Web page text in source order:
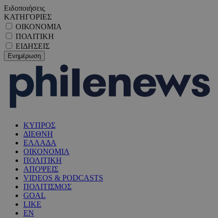
Ειδοποιήσεις
ΚΑΤΗΓΟΡΙΕΣ
ΟΙΚΟΝΟΜΙΑ
ΠΟΛΙΤΙΚΗ
ΕΙΔΗΣΕΙΣ
ΚΥΠΡΟΣ
ΔΙΕΘΝΗ
ΕΛΛΑΔΑ
ΟΙΚΟΝΟΜΙΑ
ΠΟΛΙΤΙΚΗ
ΑΠΟΨΕΙΣ
VIDEOS & PODCASTS
ΠΟΛΙΤΙΣΜΟΣ
GOAL
LIKE
EN